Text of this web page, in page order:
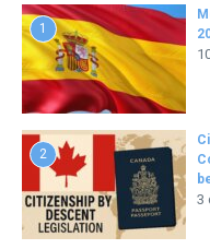
1
2
3